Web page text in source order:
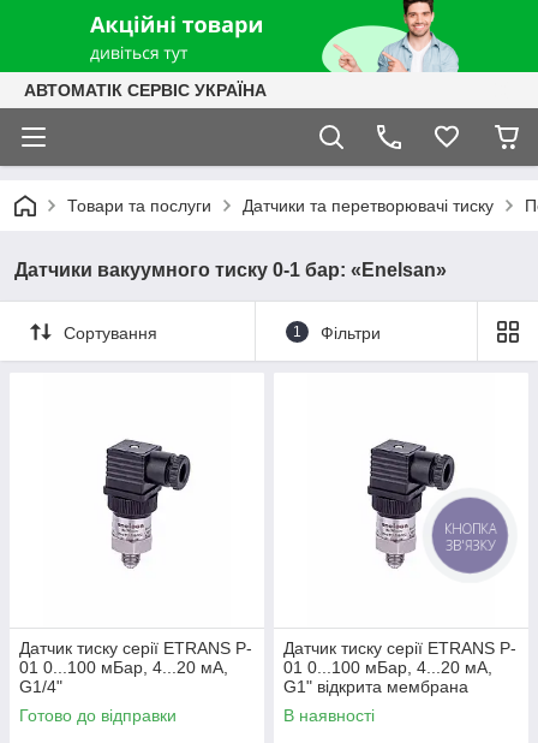
АВТОМАТІК СЕРВІС УКРАЇНА
Товари та послуги Датчики та перетворювачі тиску
Датчики вакуумного тиску 0-1 бар: «Enelsan»
Сортування 1 Фільтри
Датчик тиску серії ETRANS P-
01 0...100 мБар, 4...20 мА,
G1/4"
Готово до відправки
Датчик тиску серії ETRANS P-
01 0...100 мБар, 4...20 мА,
G1" відкрита мембрана
В наявності
КНОПКА
ЗВ'ЯЗКУ